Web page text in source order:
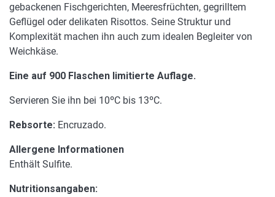
gebackenen Fischgerichten, Meeresfrüchten, gegrilltem
Geflügel oder delikaten Risottos. Seine Struktur und
Komplexität machen ihn auch zum idealen Begleiter von
Weichkäse.
Eine auf 900 Flaschen limitierte Auflage.
Servieren Sie ihn bei 10ºC bis 13ºC.
Rebsorte: Encruzado.
Allergene Informationen
Enthält Sulfite.
Nutritionsangaben: